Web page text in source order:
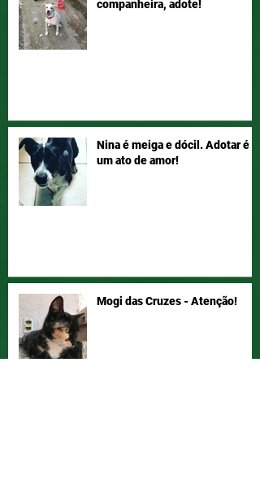
companheira, adote!
Nina é meiga e dócil. Adotar é
um ato de amor!
Mogi das Cruzes - Atenção!